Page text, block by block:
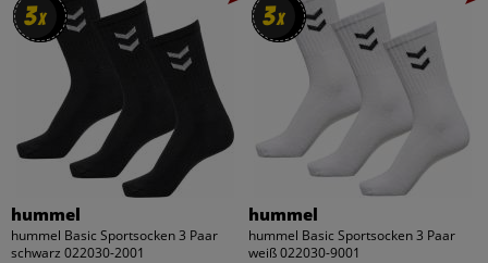
3x
3x
hummel
hummel Basic Sportsocken 3 Paar
schwarz 022030-2001
3x
3x
hummel
hummel Basic Sportsocken 3 Paar
weiß 022030-9001